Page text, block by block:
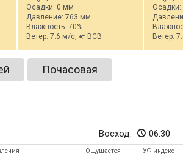
Осадки: 0 мм
Давление: 763 мм
Влажность: 70%
Ветер: 7.6 м/с,
ВСВ
Ветер:
Почасовая
Восход: 06:30
Ощущается УФ-индекс